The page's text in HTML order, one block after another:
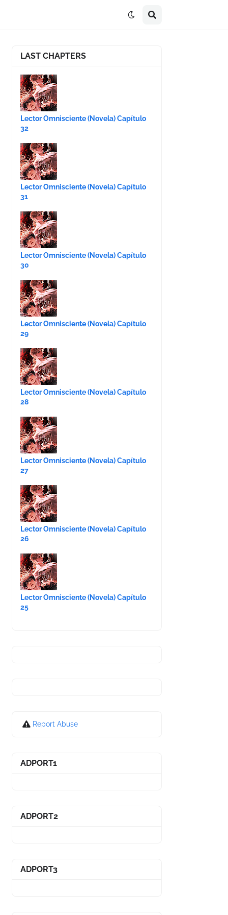
LAST CHAPTERS
Lector Omnisciente (Novela) Capítulo
32
Lector Omnisciente (Novela) Capítulo
31
Lector Omnisciente (Novela) Capítulo
30
Lector Omnisciente (Novela) Capítulo
29
Lector Omnisciente (Novela) Capítulo
28
Lector Omnisciente (Novela) Capítulo
27
Lector Omnisciente (Novela) Capítulo
26
Lector Omnisciente (Novela) Capítulo
25
Report Abuse
ADPORT1
ADPORT2
ADPORT3